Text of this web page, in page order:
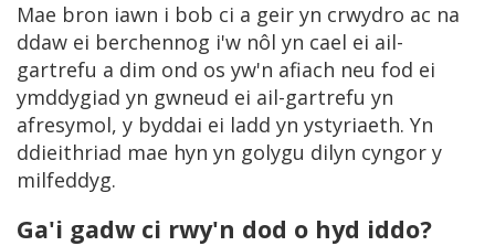
Mae bron iawn i bob ci a geir yn crwydro ac na
ddaw ei berchennog i'w nôl yn cael ei ail-
gartrefu a dim ond os yw'n afiach neu fod ei
ymddygiad yn gwneud ei ail-gartrefu yn
afresymol, y byddai ei ladd yn ystyriaeth. Yn
ddieithriad mae hyn yn golygu dilyn cyngor y
milfeddyg.
Ga'i gadw ci rwy'n dod o hyd iddo?